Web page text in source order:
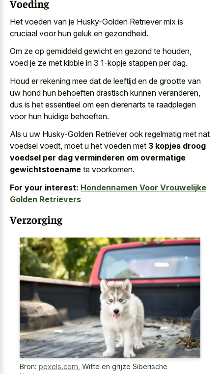
Voeding
Het voeden van je Husky-Golden Retriever mix is
cruciaal voor hun geluk en gezondheid.
Om ze op gemiddeld gewicht en gezond te houden,
voed je ze met kibble in 3 1-kopje stappen per dag.
Houd er rekening mee dat de leeftijd en de grootte van
uw hond hun behoeften drastisch kunnen veranderen,
dus is het essentieel om een dierenarts te raadplegen
voor hun huidige behoeften.
Als u uw Husky-Golden Retriever ook regelmatig met nat
voedsel voedt, moet u het voeden met 3 kopjes droog
voedsel per dag verminderen om overmatige
gewichtstoename te voorkomen.
For your interest: Hondennamen Voor Vrouwelijke
Golden Retrievers
Verzorging
Bron: pexels.com, Witte en grijze Siberische